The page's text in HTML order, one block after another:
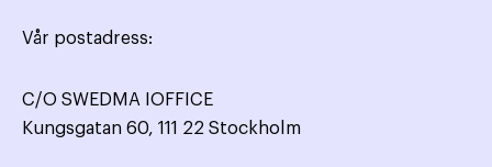
Vår postadress:
C/O SWEDMA IOFFICE
Kungsgatan 60, 111 22 Stockholm